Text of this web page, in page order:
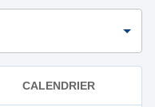
CALENDRIER